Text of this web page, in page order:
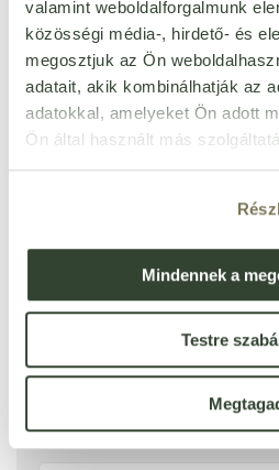
valamint weboldalforgalmunk
közösségi média-, hirdető- és
megosztjuk az Ön
adatait, akik kombinálhatják az
adatokkal, amelyeket Ön adott
Ön által használt más
Mindennek a
Testre
Tárolás: 10-25 °C hőmérsékleten,
Ezt a terméket még senki nem
első!